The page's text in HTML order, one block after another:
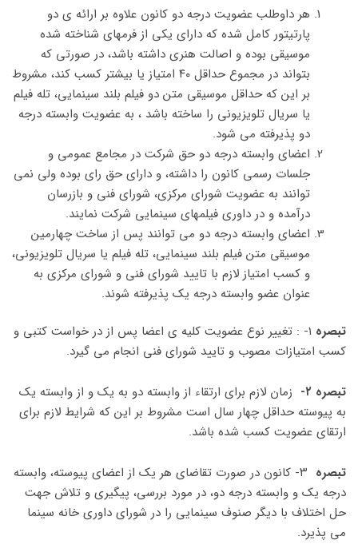
هر داوطلب عضویت درجه دو کانون علاوه بر ارائه ی دو
پارتیتور کامل شده که دارای یکی از فرمهای شناخته شده
موسیقی بوده و اصالت هنری داشته باشد، در صورتی که
بتواند در مجموع حداقل ۴۰ امتیاز یا بیشتر کسب کند، مشروط
بر این که حداقل موسیقی متن دو فیلم بلند سینمایی، تله فیلم
یا سریال تلویزیونی را ساخته باشد ، به عضویت وابسته درجه
دو پذیرفته می شود.
اعضای وابسته درجه دو حق شرکت در مجامع عمومی و
جلسات رسمی کانون را داشته، و دارای حق رای بوده ولی نمی
توانند به عضویت شورای مرکزی، شورای فنی و بازرسان
درآمده و در داوری فیلمهای سینمایی شرکت نمایند.
اعضای وابسته درجه دو می توانند پس از ساخت چهارمین
موسیقی متن فیلم بلند سینمایی، تله فیلم یا سریال تلویزیونی،
و کسب امتیاز لازم با تایید شورای فنی و شورای مرکزی به
عنوان عضو وابسته درجه یک پذیرفته شوند.
تبصره ۱- : تغییر نوع عضویت کلیه ی اعضا پس از در خواست کتبی و
کسب امتیازات مصوب و تایید شورای فنی انجام می گیرد.
تبصره ۲-
زمان لازم برای ارتقاء از وابسته دو به یک و از وابسته یک
به پیوسته حداقل چهار سال است مشروط بر این که شرایط لازم برای
ارتقای عضویت کسب شده باشد.
تبصره
۳- کانون در صورت تقاضای هر یک از اعضای پیوسته، وابسته
درجه یک و وابسته درجه دو، در مورد بررسی، پیگیری و تلاش جهت
حل اختلاف با دیگر صنوف سینمایی را در شورای داوری خانه سینما
می پذیرد.